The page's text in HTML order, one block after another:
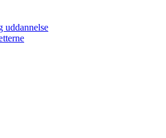
uddannelse